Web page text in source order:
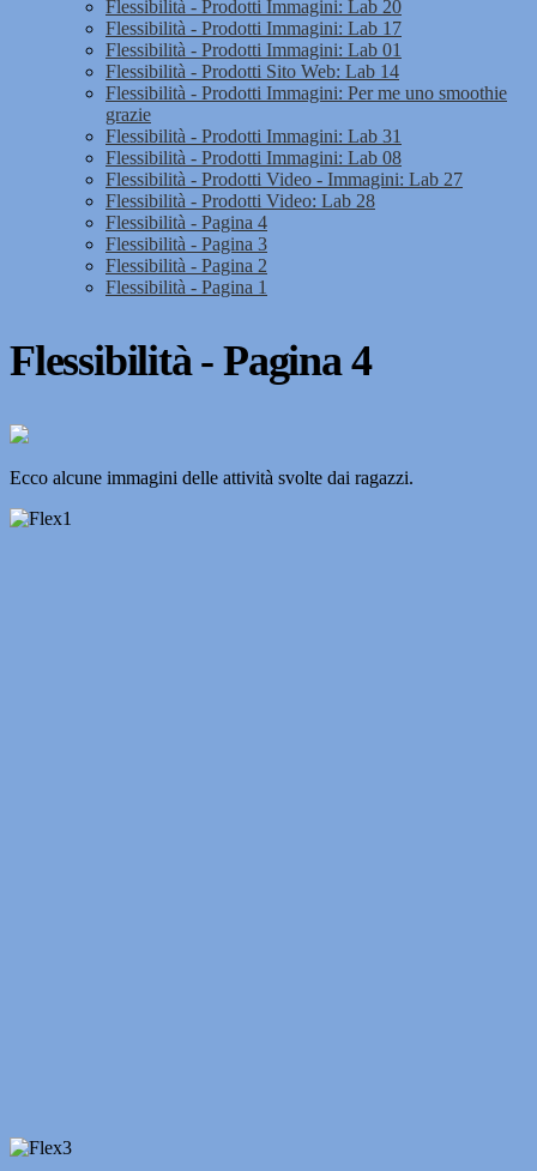
Flessibilità - Prodotti Immagini: Lab 20
Flessibilità - Prodotti Immagini: Lab 17
Flessibilità - Prodotti Immagini: Lab 01
Flessibilità - Prodotti Sito Web: Lab 14
Flessibilità - Prodotti Immagini: Per me uno smoothie
grazie
Flessibilità - Prodotti Immagini: Lab 31
Flessibilità - Prodotti Immagini: Lab 08
Flessibilità - Prodotti Video - Immagini: Lab 27
Flessibilità - Prodotti Video: Lab 28
Flessibilità - Pagina 4
Flessibilità - Pagina 3
Flessibilità - Pagina 2
Flessibilità - Pagina 1
Flessibilità - Pagina 4
Ecco alcune immagini delle attività svolte dai ragazzi.